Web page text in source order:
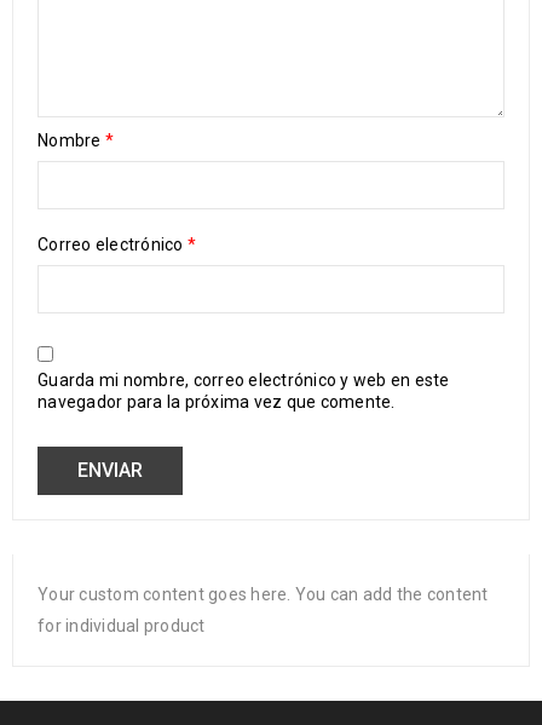
Nombre *
Correo electrónico *
Guarda mi nombre, correo electrónico y web en este
navegador para la próxima vez que comente.
Your custom content goes here. You can add the content
for individual product